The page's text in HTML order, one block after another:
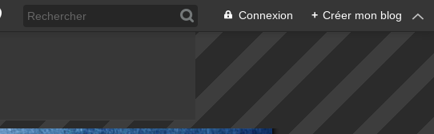
Connexion + Créer mon blog